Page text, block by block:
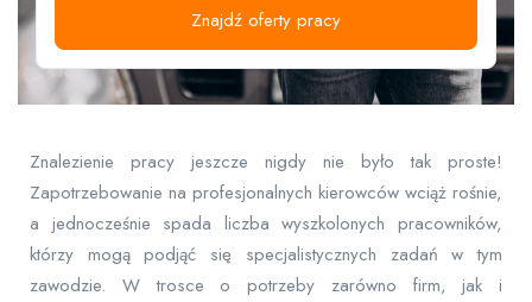
Znajdź oferty pracy
Znalezienie pracy jeszcze nigdy nie było tak proste!
Zapotrzebowanie na profesjonalnych kierowców wciąż rośnie,
a jednocześnie spada liczba wyszkolonych pracowników,
którzy mogą podjąć się specjalistycznych zadań w tym
zawodzie. W trosce o potrzeby zarówno firm, jak i